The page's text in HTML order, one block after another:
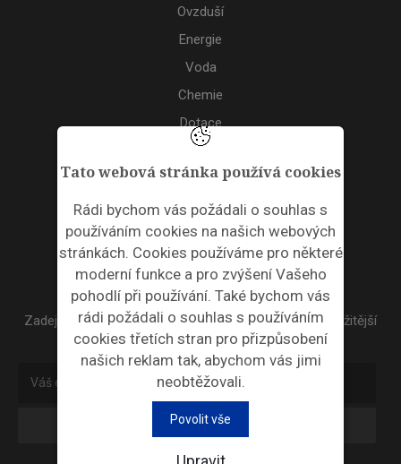
Tato webová stránka používá cookies
Rádi bychom vás požádali o souhlas s
používáním cookies na našich webových
stránkách. Cookies používáme pro některé
moderní funkce a pro zvýšení Vašeho
pohodlí při používání. Také bychom vás
rádi požádali o souhlas s používáním
cookies třetích stran pro přizpůsobení
našich reklam tak, abychom vás jimi
neobtěžovali.
Povolit vše
Ovzduší
Energie
Voda
Chemie
Dotace
Akce
ODPADNÍ PLASTY
NEWSLETTER
Zadejte váš email a my Vám budeme zasílat ty nejdůležitější
informace, maximálně 1x týdně.
Odebírat